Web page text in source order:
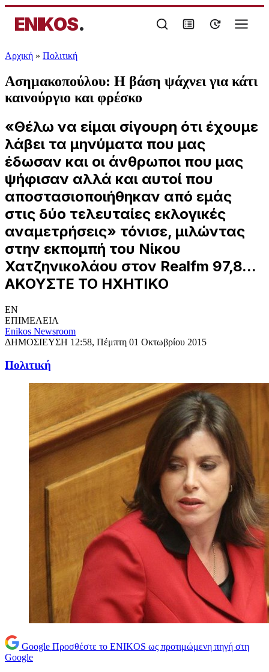
ENIKOS.
Αρχική » Πολιτική
Ασημακοπούλου: Η βάση ψάχνει για κάτι
καινούργιο και φρέσκο
«Θέλω να είμαι σίγουρη ότι έχουμε
λάβει τα μηνύματα που μας
έδωσαν και οι άνθρωποι που μας
ψήφισαν αλλά και αυτοί που
αποστασιοποιήθηκαν από εμάς
στις δύο τελευταίες εκλογικές
αναμετρήσεις» τόνισε, μιλώντας
στην εκπομπή του Νίκου
Χατζηνικολάου στον Realfm 97,8...
ΑΚΟΥΣΤΕ ΤΟ ΗΧΗΤΙΚΟ
EN
ΕΠΙΜΕΛΕΙΑ
Enikos Newsroom
ΔΗΜΟΣΙΕΥΣΗ 12:58, Πέμπτη 01 Οκτωβρίου 2015
Πολιτική
Google Προσθέστε το ENIKOS ως προτιμώμενη πηγή στη
Google